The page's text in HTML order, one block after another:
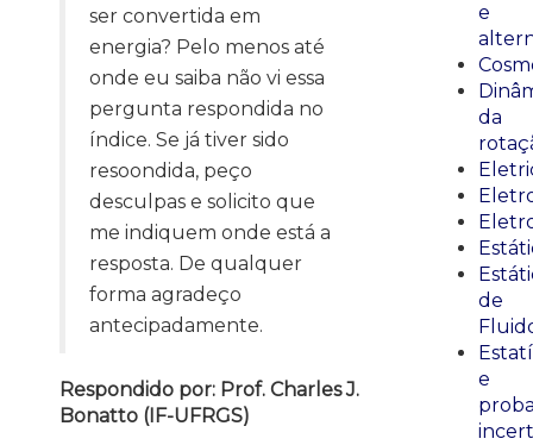
ser convertida em
energia? Pelo menos até
onde eu saiba não vi essa
pergunta respondida no
índice. Se já tiver sido
resoondida, peço
desculpas e solicito que
me indiquem onde está a
resposta. De qualquer
forma agradeço
antecipadamente.
Respondido por: Prof. Charles J.
Bonatto (IF-UFRGS)
e
da
de
e